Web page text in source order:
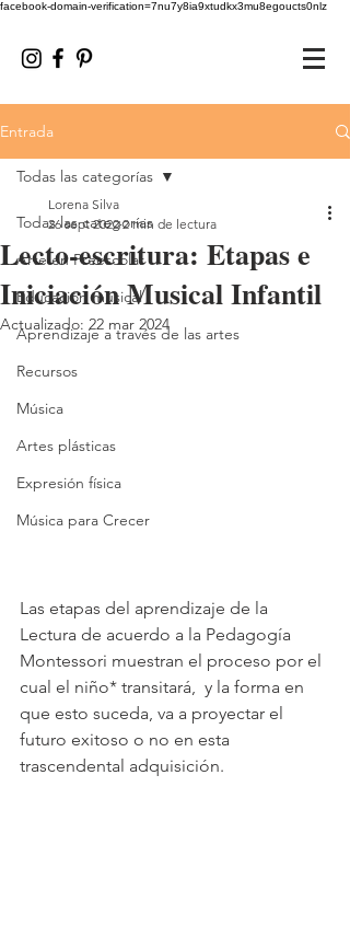
facebook-domain-verification=7nu7y8ia9xtudkx3mu8egoucts0nlz
Entrada
Todas las categorías
Arte en Preescolar
Educación musical
Aprendizaje a través de las artes
Recursos
Música
Artes plásticas
Expresión física
Música para Crecer
Todas las categorías
Lecto-escritura: Etapas e
Iniciación Musical Infantil
Lorena Silva
26 sept 2022 2 min de lectura
Actualizado: 22 mar 2024
Las etapas del aprendizaje de la
Lectura de acuerdo a la Pedagogía
Montessori muestran el proceso por el
cual el niño* transitará,  y la forma en
que esto suceda, va a proyectar el
futuro exitoso o no en esta
trascendental adquisición.